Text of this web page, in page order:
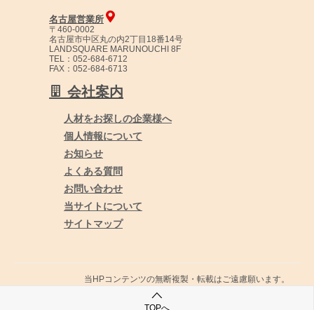
名古屋営業所
〒460-0002
名古屋市中区丸の内2丁目18番14号
LANDSQUARE MARUNOUCHI 8F
TEL：052-684-6712
FAX：052-684-6713
会社案内
人材をお探しの企業様へ
個人情報について
お知らせ
よくある質問
お問い合わせ
当サイトについて
サイトマップ
当HPコンテンツの無断複製・転載はご遠慮願います。
© ToyoSystemScience Co., Ltd All right reserved.
TOPへ